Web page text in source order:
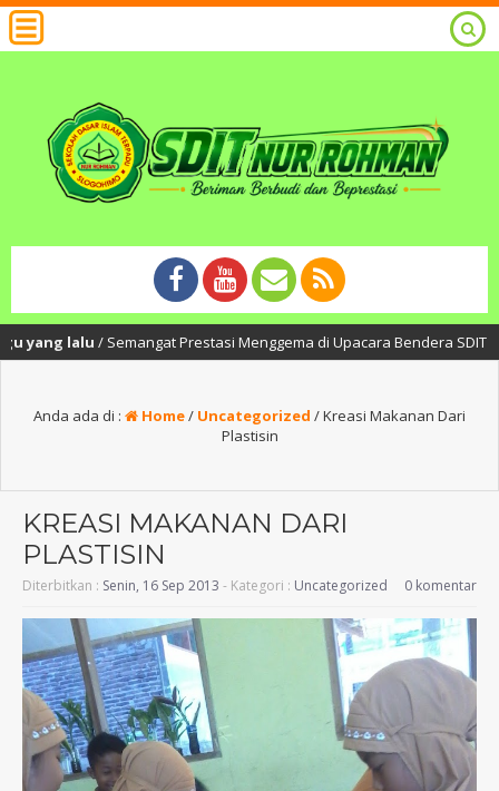
/ Semangat Prestasi Menggema di Upacara Bendera SDIT Nur
Anda ada di : Home/ Uncategorized /Kreasi Makanan Dari
Plastisin
KREASI MAKANAN DARI
PLASTISIN
Diterbitkan : Senin, 16 Sep 2013 - Kategori : Uncategorized 0 komentar